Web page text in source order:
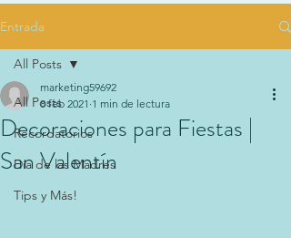
Entrada
All Posts
Recordatorios
Día de las Madres
Tips y Más!
All Posts
Decoraciones para Fiestas |
San Valentín
marketing59692
8 feb 2021 1 min de lectura